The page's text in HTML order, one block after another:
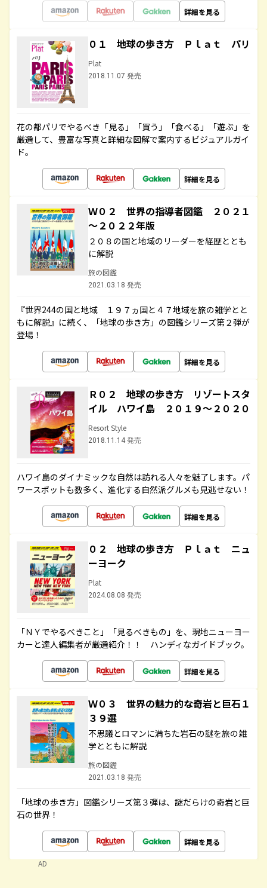
詳細を見る
０１ 地球の歩き方 Ｐｌａｔ パリ
Plat
2018.11.07 発売
花の都パリでやるべき「見る」「買う」「食べる」「遊ぶ」を
厳選して、豊富な写真と詳細な図解で案内するビジュアルガイ
ド。
詳細を見る
Ｗ０２ 世界の指導者図鑑 ２０２１
～２０２２年版
２０８の国と地域のリーダーを経歴ととも
に解説
旅の図鑑
2021.03.18 発売
『世界244の国と地域 １９７ヵ国と４７地域を旅の雑学とと
もに解説』に続く、「地球の歩き方」の図鑑シリーズ第２弾が
登場！
詳細を見る
Ｒ０２ 地球の歩き方 リゾートスタ
イル ハワイ島 ２０１９～２０２０
Resort Style
2018.11.14 発売
ハワイ島のダイナミックな自然は訪れる人々を魅了します。パ
ワースポットも数多く、進化する自然派グルメも見逃せない！
詳細を見る
０２ 地球の歩き方 Ｐｌａｔ ニュ
ーヨーク
Plat
2024.08.08 発売
「ＮＹでやるべきこと」「見るべきもの」を、現地ニューヨー
カーと達人編集者が厳選紹介！！ ハンディなガイドブック。
詳細を見る
Ｗ０３ 世界の魅力的な奇岩と巨石１
３９選
不思議とロマンに満ちた岩石の謎を旅の雑
学とともに解説
旅の図鑑
2021.03.18 発売
「地球の歩き方」図鑑シリーズ第３弾は、謎だらけの奇岩と巨
石の世界！
詳細を見る
AD